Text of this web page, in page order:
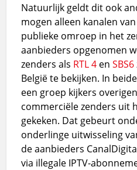
Natuurlijk geldt dit ook
mogen alleen kanalen
publieke omroep in het
aanbieders opgenomen
zenders als RTL 4 enSBS6
België te bekijken. In
een groep kijkers
commerciële zenders uit
gekeken. Dat gebeurt
onderlinge uitwisseling
de aanbieders
via illegale IPTV-